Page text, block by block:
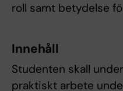
roll samt betydelse
Innehåll
Studenten skall
praktiskt arbete